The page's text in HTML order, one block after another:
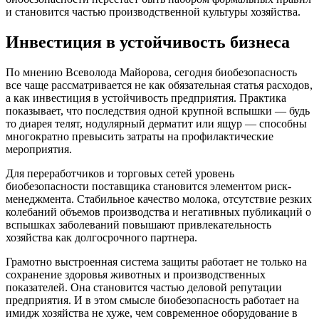
и становится частью производственной культуры хозяйства.
Инвестиция в устойчивость бизнеса
По мнению Всеволода Майорова, сегодня биобезопасность
все чаще рассматривается не как обязательная статья расходов,
а как инвестиция в устойчивость предприятия. Практика
показывает, что последствия одной крупной вспышки — будь
то диарея телят, нодулярный дерматит или ящур — способны
многократно превысить затраты на профилактические
мероприятия.
Для переработчиков и торговых сетей уровень
биобезопасности поставщика становится элементом риск-
менеджмента. Стабильное качество молока, отсутствие резких
колебаний объемов производства и негативных публикаций о
вспышках заболеваний повышают привлекательность
хозяйства как долгосрочного партнера.
Грамотно выстроенная система защиты работает не только на
сохранение здоровья животных и производственных
показателей. Она становится частью деловой репутации
предприятия. И в этом смысле биобезопасность работает на
имидж хозяйства не хуже, чем современное оборудование в